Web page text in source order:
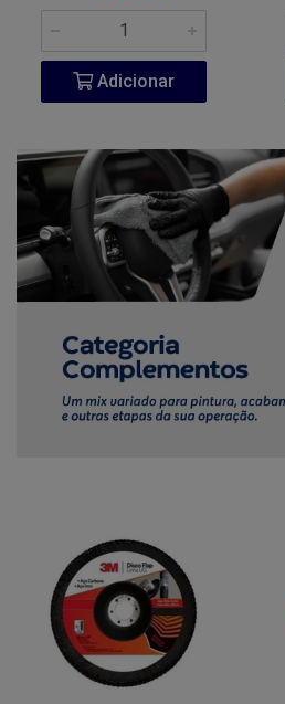
Adicionar